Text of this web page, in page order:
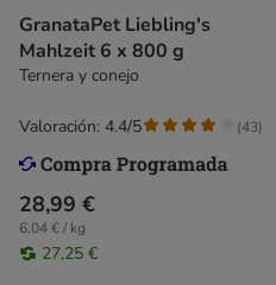
GranataPet Liebling's
Mahlzeit 6 x 800 g
Ternera y conejo
28,99 €
6,04 € / kg
27,25 €
Valoración: 4.4/5 (43)